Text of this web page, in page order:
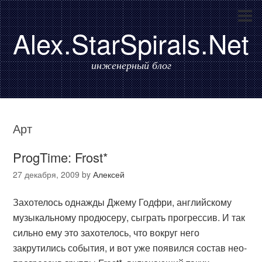
Alex.StarSpirals.Net
инженерный блог
Арт
ProgTime: Frost*
27 декабря, 2009 byАлексей
Захотелось однажды Джему Годфри, английскому
музыкальному продюсеру, сыграть прогрессив. И так
сильно ему это захотелось, что вокруг него
закрутились события, и вот уже появился состав нео-